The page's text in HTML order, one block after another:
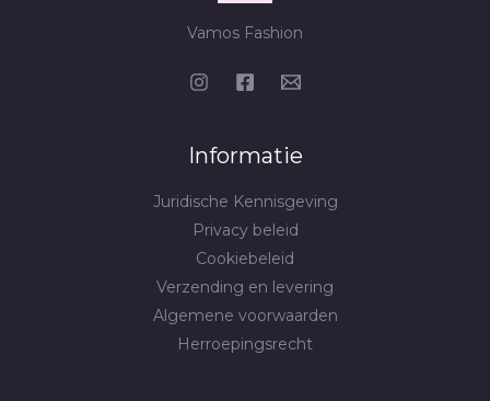
Vamos Fashion
Informatie
Juridische Kennisgeving
Privacy beleid
Cookiebeleid
Verzending en levering
Algemene voorwaarden
Herroepingsrecht